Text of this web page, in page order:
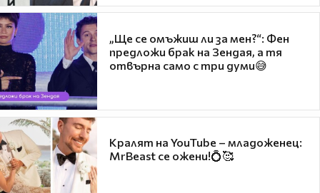
„Ще се омъжиш ли за мен?“: Фен
предложи брак на Зендая, а тя
отвърна само с три думи😅
Кралят на YouTube – младоженец:
MrBeast се ожени!💍🥰